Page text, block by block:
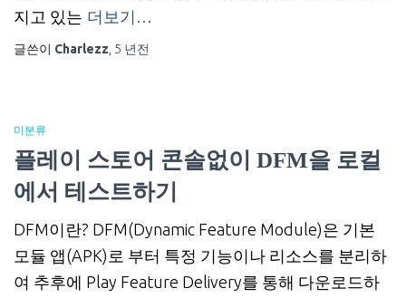
지고 있는 더보기…
글쓴이 Charlezz 5 년전
미분류
플레이 스토어 콘솔없이 DFM을 로컬
에서 테스트하기
DFM이란? DFM(Dynamic Feature Module)은 기본
모듈 앱(APK)로 부터 특정 기능이나 리소스를 분리하
여 추후에 Play Feature Delivery를 통해 다운로드하